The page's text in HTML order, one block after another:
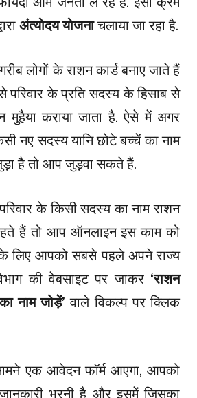
अंत्योदय योजनाचलाया जा रहा है.
लोगों के राशन कार्ड बनाए जाते हैं
परिवार के प्रति सदस्य के हिसाब से
मुहैया कराया जाता है. ऐसे में अगर
नए सदस्य यानि छोटे बच्चें का नाम
है तो आप जुड़वा सकते हैं.
के किसी सदस्य का नाम राशन
हैं तो आप ऑनलाइन इस काम को
लिए आपको सबसे पहले अपने राज्य
की वेबसाइट पर जाकर‘राशन
नाम जोड़ें’ वाले विकल्प पर क्लिक
एक आवेदन फॉर्म आएगा, आपको
भरनी है और इसमें जिसका